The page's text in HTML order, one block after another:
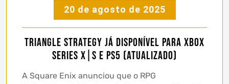
20 de agosto de 2025
Triangle Strategy já disponível para Xbox
Series X|S e PS5 (atualizado)
A Square Enix anunciou que o RPG